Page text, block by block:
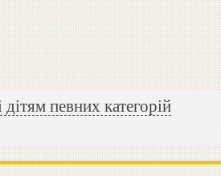
певних категорій